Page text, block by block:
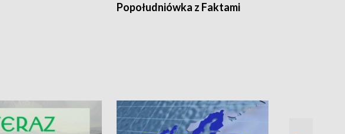
Popołudniówka z Faktami